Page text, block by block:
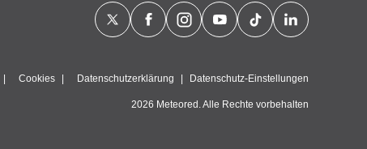
Cookies Datenschutzerklärung Datenschutz-Einstellungen
2026 Meteored. Alle Rechte vorbehalten